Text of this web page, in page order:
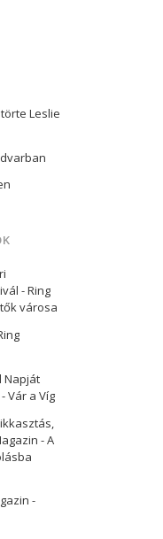
Leslie
- Ring
városa
Napját
-Vár a Víg
-A
-